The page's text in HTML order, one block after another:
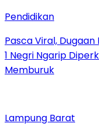
Pendidikan
Pasca Viral, Dugaan
1 Negri Ngarip
Memburuk
Lampung Barat